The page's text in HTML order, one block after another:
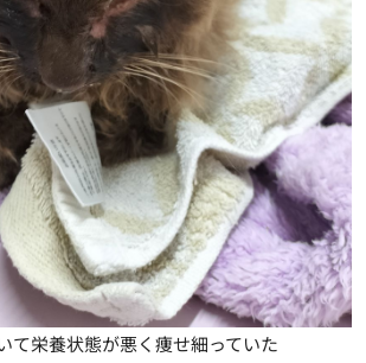
て栄養状態が悪く痩せ細っていた